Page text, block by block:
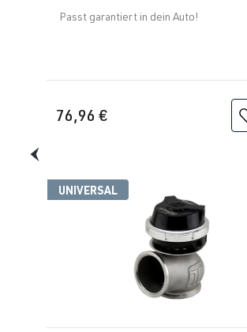
Passt garantiert in dein Auto!
76,96 €
UNIVERSAL